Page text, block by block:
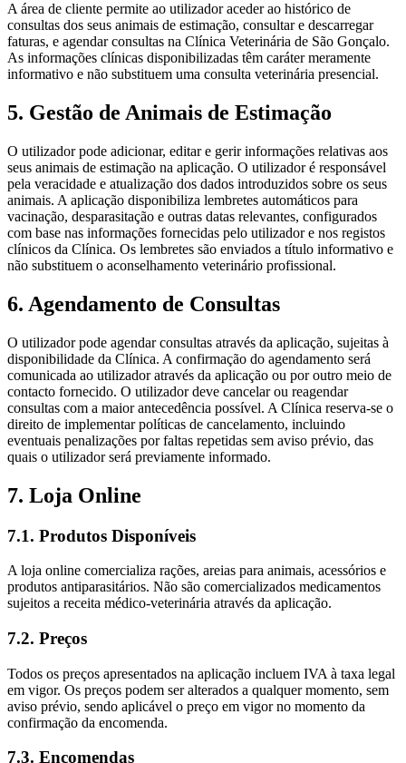
A área de cliente permite ao utilizador aceder ao histórico de
consultas dos seus animais de estimação, consultar e descarregar
faturas, e agendar consultas na Clínica Veterinária de São Gonçalo.
As informações clínicas disponibilizadas têm caráter meramente
informativo e não substituem uma consulta veterinária presencial.
5. Gestão de Animais de Estimação
O utilizador pode adicionar, editar e gerir informações relativas aos
seus animais de estimação na aplicação. O utilizador é responsável
pela veracidade e atualização dos dados introduzidos sobre os seus
animais. A aplicação disponibiliza lembretes automáticos para
vacinação, desparasitação e outras datas relevantes, configurados
com base nas informações fornecidas pelo utilizador e nos registos
clínicos da Clínica. Os lembretes são enviados a título informativo e
não substituem o aconselhamento veterinário profissional.
6. Agendamento de Consultas
O utilizador pode agendar consultas através da aplicação, sujeitas à
disponibilidade da Clínica. A confirmação do agendamento será
comunicada ao utilizador através da aplicação ou por outro meio de
contacto fornecido. O utilizador deve cancelar ou reagendar
consultas com a maior antecedência possível. A Clínica reserva-se o
direito de implementar políticas de cancelamento, incluindo
eventuais penalizações por faltas repetidas sem aviso prévio, das
quais o utilizador será previamente informado.
7. Loja Online
7.1. Produtos Disponíveis
A loja online comercializa rações, areias para animais, acessórios e
produtos antiparasitários. Não são comercializados medicamentos
sujeitos a receita médico-veterinária através da aplicação.
7.2. Preços
Todos os preços apresentados na aplicação incluem IVA à taxa legal
em vigor. Os preços podem ser alterados a qualquer momento, sem
aviso prévio, sendo aplicável o preço em vigor no momento da
confirmação da encomenda.
7.3. Encomendas